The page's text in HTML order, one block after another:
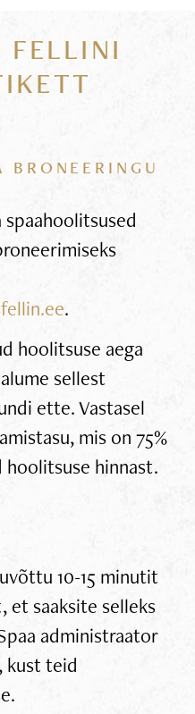
FELLINI
BRONEERINGU
.
hoolitsuse aega
sellest
ette. Vastasel
mis on 75%
hinnast.
10-15 minutit
et saaksite selleks
administraator
kust teid